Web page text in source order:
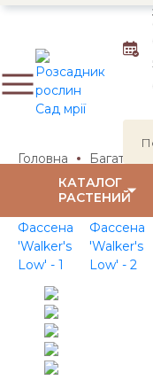
КАТАЛОГ
РАСТЕНИЙ
Головна